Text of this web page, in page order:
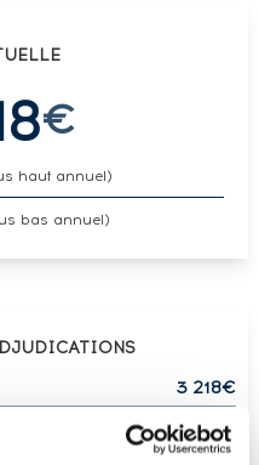
€
haut annuel)
bas annuel)
3 218€
9 322€